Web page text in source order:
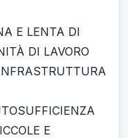
E LENTA DI
DI LAVORO
E